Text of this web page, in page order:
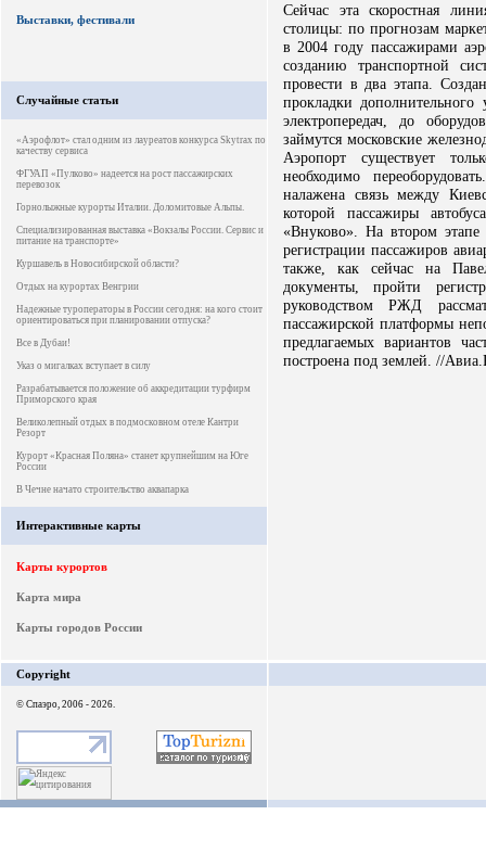
Выставки, фестивали
Случайные статьи
«Аэрофлот» стал одним из лауреатов конкурса Skytrax по
качеству сервиса
ФГУАП «Пулково» надеется на рост пассажирских
перевозок
Горнолыжные курорты Италии. Доломитовые Альпы.
Специализированная выставка «Вокзалы России. Сервис и
питание на транспорте»
Куршавель в Новосибирской области?
Отдых на курортах Венгрии
Надежные туроператоры в России сегодня: на кого стоит
ориентироваться при планировании отпуска?
Все в Дубаи!
Указ о мигалках вступает в силу
Разрабатывается положение об аккредитации турфирм
Приморского края
Великолепный отдых в подмосковном отеле Кантри
Резорт
Курорт «Красная Поляна» станет крупнейшим на Юге
России
В Чечне начато строительство аквапарка
Интерактивные карты
Карты курортов
Карта мира
Карты городов России
Сейчас эта скоростная
столицы: по прогнозам
в 2004 году пассажирами
созданию транспортной
провести в два этапа.
прокладки
электропередач, до
займутся московские
Аэропорт существует
необходимо
налажена связь между
которой пассажиры
«Внуково». На втором этапе
регистрации пассажиров
также, как сейчас на
документы, пройти
руководством РЖД
пассажирской платформы
предлагаемых вариантов
построена под землей. //
Copyright
© Спаэро, 2006 - 2026.